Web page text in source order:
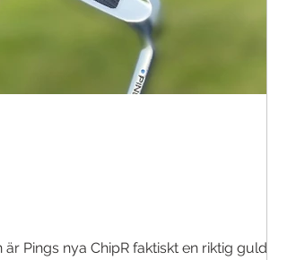
Pings nya ChipR faktiskt en riktig guldklimp